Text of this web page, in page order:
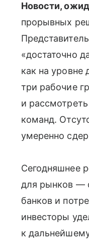
Новости,
прорывных
«достаточно
как на уровне
три рабочие
и
команд.
умеренно
Сегодняшнее
для рынков —
банков и
инвесторы
к